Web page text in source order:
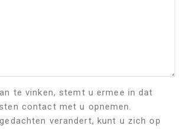
te vinken, stemt u ermee in dat
contact met u opnemen.
verandert, kunt u zich op